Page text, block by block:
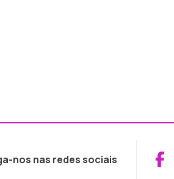
nos nas redes sociais